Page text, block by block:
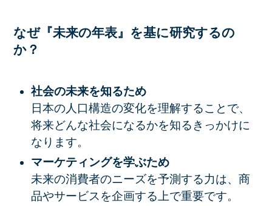
なぜ『未来の年表』を基に研究するの
か？
社会の未来を知るため
日本の人口構造の変化を理解することで、
将来どんな社会になるかを知るきっかけに
なります。
マーケティングを学ぶため
未来の消費者のニーズを予測する力は、商
品やサービスを企画する上で重要です。